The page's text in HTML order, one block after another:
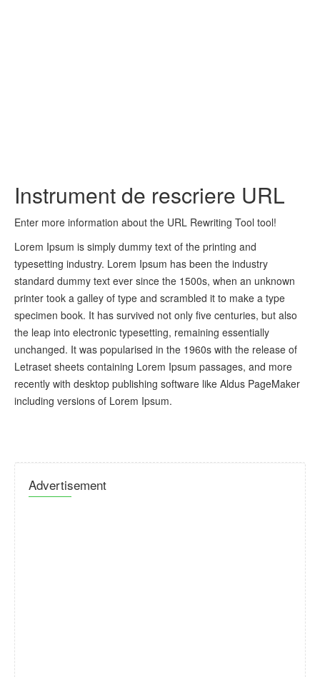
Instrument de rescriere URL
Enter more information about the URL Rewriting Tool tool!
Lorem Ipsum is simply dummy text of the printing and
typesetting industry. Lorem Ipsum has been the industry
standard dummy text ever since the 1500s, when an unknown
printer took a galley of type and scrambled it to make a type
specimen book. It has survived not only five centuries, but also
the leap into electronic typesetting, remaining essentially
unchanged. It was popularised in the 1960s with the release of
Letraset sheets containing Lorem Ipsum passages, and more
recently with desktop publishing software like Aldus PageMaker
including versions of Lorem Ipsum.
Advertisement